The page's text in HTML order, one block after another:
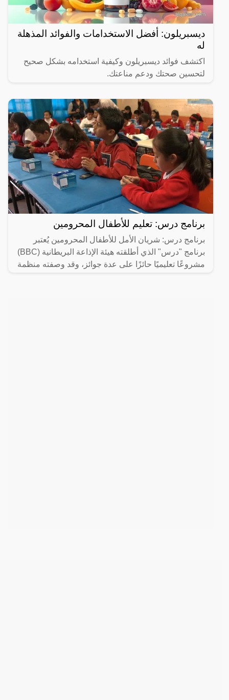
ديسبريلون: أفضل الاستخدامات والفوائد المذهلة
له
اكتشف فوائد ديسبريلون وكيفية استخدامه بشكل صحيح
لتحسين صحتك ودعم مناعتك.
برنامج درس: تعليم للأطفال المحرومين
برنامج درس: شريان الأمل للأطفال المحرومين يُعتبر
برنامج "درس" الذي أطلقته هيئة الإذاعة البريطانية (BBC)
مشروعًا تعليميًا حائزًا على عدة جوائز، وقد وصفته منظمة